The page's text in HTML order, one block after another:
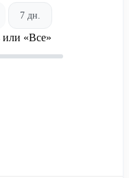
7 дн.
или «Все»